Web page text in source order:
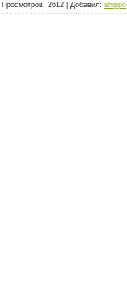
Просмотров: 2612 | Добавил: shippo